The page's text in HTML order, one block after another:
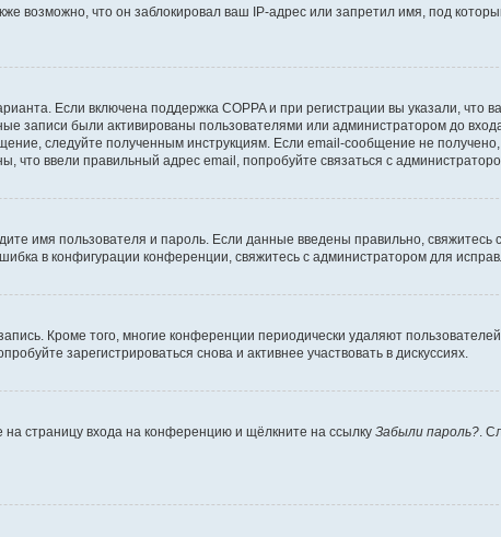
возможно, что он заблокировал ваш IP-адрес или запретил имя, под
Если включена поддержка COPPA и при регистрации вы указали, что
записи были активированы пользователями или администратором до
следуйте полученным инструкциям. Если email-сообщение не
что ввели правильный адрес email, попробуйте связаться с
имя пользователя и пароль. Если данные введены правильно, свяжитесь
в конфигурации конференции, свяжитесь с администратором для
Кроме того, многие конференции периодически удаляют
зарегистрироваться снова и активнее участвовать в дискуссиях.
на страницу входа на конференцию и щёлкните на ссылку Забыли пароль?.